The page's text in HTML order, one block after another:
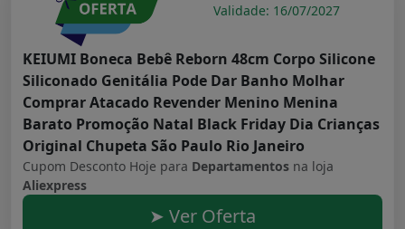
Validade: 16/07/2027
KEIUMI Boneca Bebê Reborn 48cm Corpo Silicone
Siliconado Genitália Pode Dar Banho Molhar
Comprar Atacado Revender Menino Menina
Barato Promoção Natal Black Friday Dia Crianças
Original Chupeta São Paulo Rio Janeiro
Cupom Desconto Hoje para Departamentos na loja
Aliexpress
➤ Ver Oferta